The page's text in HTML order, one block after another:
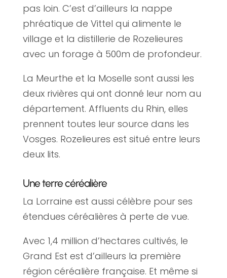
pas loin. C’est d’ailleurs la nappe
phréatique de Vittel qui alimente le
village et la distillerie de Rozelieures
avec un forage à 500m de profondeur.
La Meurthe et la Moselle sont aussi les
deux rivières qui ont donné leur nom au
département. Affluents du Rhin, elles
prennent toutes leur source dans les
Vosges. Rozelieures est situé entre leurs
deux lits.
Une terre céréalière
La Lorraine est aussi célèbre pour ses
étendues céréalières à perte de vue.
Avec 1,4 million d’hectares cultivés, le
Grand Est est d’ailleurs la première
région céréalière française. Et même si